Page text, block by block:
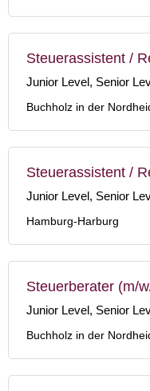
Steuerassistent /
Junior Level, Senior
Buchholz in der
Steuerassistent /
Junior Level, Senior
Hamburg-Harburg
Steuerberater (m/
Junior Level, Senior
Buchholz in der